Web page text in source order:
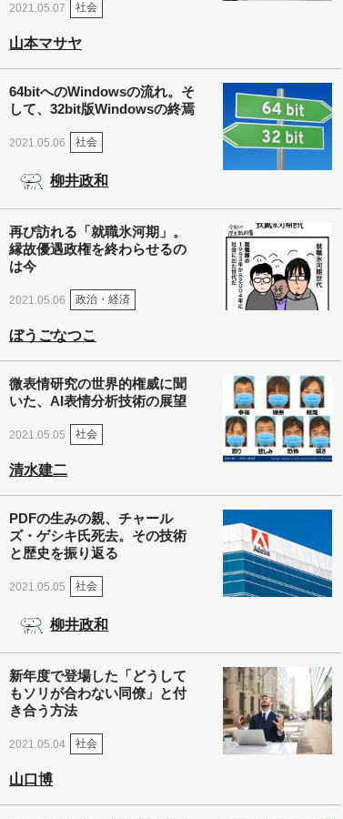
2021.05.07 社会
山本マサヤ
64bitへのWindowsの流れ。そ
して、32bit版Windowsの終焉
2021.05.06 社会
柳井政和
再び訪れる「就職氷河期」。
縁故優遇政権を終わらせるの
は今
2021.05.06 政治・経済
ぼうごなつこ
微表情研究の世界的権威に聞
いた、AI表情分析技術の展望
2021.05.05 社会
清水建二
PDFの生みの親、チャール
ズ・ゲシキ氏死去。その技術
と歴史を振り返る
2021.05.05 社会
柳井政和
新年度で登場した「どうして
もソリが合わない同僚」と付
き合う方法
2021.05.04 社会
山口博